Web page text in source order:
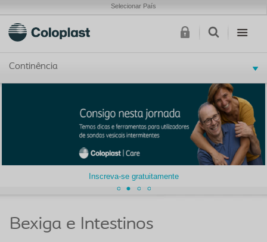
Selecionar País
Continência
Inscreva-se gratuitamente
Bexiga e Intestinos